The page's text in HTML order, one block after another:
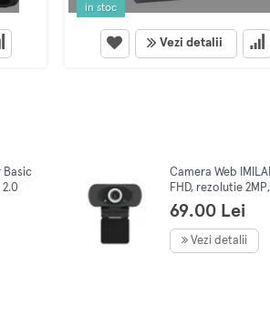
in stoc
Vezi detalii
Basic
2.0
Camera Web
FHD, rezolutie
microfon
W88S
69.00 Lei
Vezi detalii